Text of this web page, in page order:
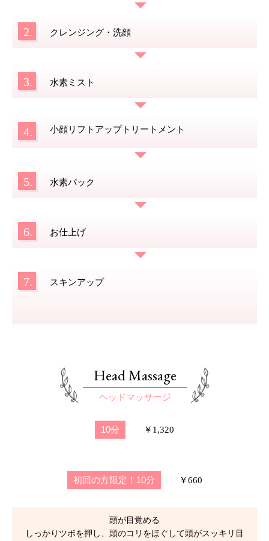
2. クレンジング・洗顔
3. 水素ミスト
4. 小顔リフトアップトリートメント
5. 水素パック
6. お仕上げ
7. スキンアップ
Head Massage
ヘッドマッサージ
10分 ￥1,320
初回の方限定！10分 ￥660
頭が目覚める
しっかりツボを押し、頭のコリをほぐして頭がスッキリ目